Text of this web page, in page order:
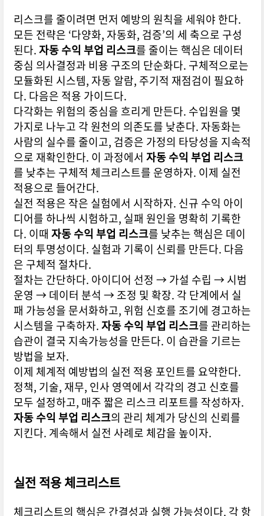
리스크를 줄이려면 먼저 예방의 원칙을 세워야 한다.
모든 전략은 ‘다양화, 자동화, 검증’의 세 축으로 구성
된다.자동 수익 부업 리스크를 줄이는 핵심은 데이터
중심 의사결정과 비용 구조의 단순화다. 구체적으로는
모듈화된 시스템, 자동 알람, 주기적 재점검이 필요하
다. 다음은 적용 가이드다.
다각화는 위험의 중심을 흐리게 만든다. 수입원을 몇
가지로 나누고 각 원천의 의존도를 낮춘다. 자동화는
사람의 실수를 줄이고, 검증은 가정의 타당성을 지속적
으로 재확인한다. 이 과정에서 자동 수익 부업 리스크
를 낮추는 구체적 체크리스트를 운영하자. 이제 실전
적용으로 들어간다.
실전 적용은 작은 실험에서 시작하자. 신규 수익 아이
디어를 하나씩 시험하고, 실패 원인을 명확히 기록한
다. 이때 자동 수익 부업 리스크를 낮추는 핵심은 데이
터의 투명성이다. 실험과 기록이 신뢰를 만든다. 다음
은 구체적 절차다.
절차는 간단하다. 아이디어 선정 → 가설 수립 → 시범
운영 → 데이터 분석 → 조정 및 확장. 각 단계에서 실
패 가능성을 문서화하고, 위험 신호를 조기에 경고하는
시스템을 구축하자.자동 수익 부업 리스크를 관리하는
습관이 결국 지속가능성을 만든다. 이 습관을 기르는
방법을 보자.
이제 체계적 예방법의 실전 적용 포인트를 요약한다.
정책, 기술, 재무, 인사 영역에서 각각의 경고 신호를
모두 설정하고, 매주 짧은 리스크 리포트를 작성하자.
자동 수익 부업 리스크의 관리 체계가 당신의 신뢰를
지킨다. 계속해서 실전 사례로 체감을 높이자.
실전 적용 체크리스트
체크리스트의 핵심은 간결성과 실행 가능성이다. 각 항